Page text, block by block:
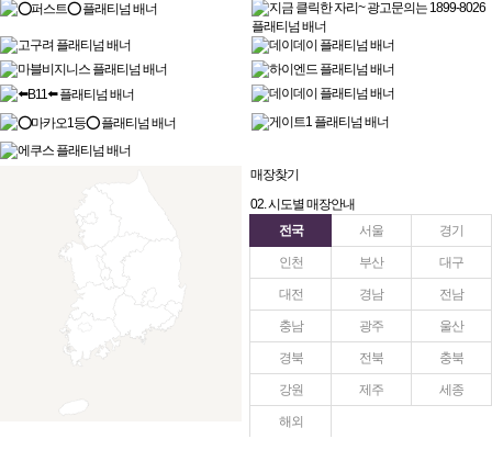
매장찾기
02. 시도별 매장안내
전국
서울 경기
인천 부산 대구
대전 경남 전남
충남 광주 울산
경북 전북 충북
강원 제주 세종
해외